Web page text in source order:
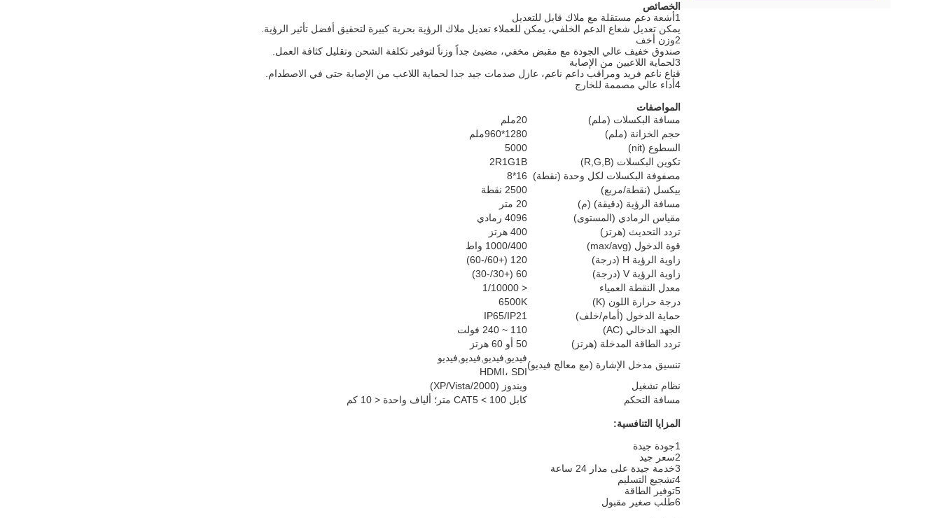
الخصائص
1أشعة دعم مستقلة مع ملاك قابل للتعديل
يمكن تعديل شعاع الدعم الخلفي، يمكن للعملاء تعديل ملاك الرؤية بحرية كبيرة لتحقيق أفضل تأثير الرؤية.
2وزن أخف
صندوق خفيف عالي الجودة مع مقبض مخفي، مضيئ جداً وزناً لتوفير تكلفة الشحن وتقليل كثافة العمل.
3لحماية اللاعبين من الإصابة
قناع ناعم فريد ومراقب داعم ناعم، عازل صدمات جيد جدا لحماية اللاعب من الإصابة حتى في الاصطدام.
4أداء عالي مصممة للخارج
المواصفات
مسافة البكسلات (ملم)
20ملم
حجم الخزانة (ملم)
1280*960ملم
السطوع (nit)
5000
تكوين البكسلات (R,G,B)
2R1G1B
مصفوفة البكسلات لكل وحدة (نقطة)
16*8
بيكسل (نقطة/مربع)
2500 نقطة
مسافة الرؤية (دقيقة) (م)
20 متر
مقياس الرمادي (المستوى)
4096 رمادي
تردد التحديث (هرتز)
400 هرتز
قوة الدخول (max/avg)
1000/400 واط
زاوية الرؤية H (درجة)
120 (+60/-60)
زاوية الرؤية V (درجة)
60 (+30/-30)
معدل النقطة العمياء
< 1/10000
درجة حرارة اللون (K)
6500K
حماية الدخول (أمام/خلف)
IP65/IP21
الجهد الدخالي (AC)
110 ~ 240 فولت
تردد الطاقة المدخلة (هرتز)
50 أو 60 هرتز
تنسيق مدخل الإشارة (مع معالج فيديو)
فيديو,فيديو,فيديو,فيديو
HDMI، SDI
نظام تشغيل
ويندوز (2000/XP/Vista)
مسافة التحكم
كابل CAT5 < 100 متر؛ ألياف واحدة < 10 كم
المزايا التنافسية:
1جودة جيدة
2سعر جيد
3خدمة جيدة على مدار 24 ساعة
4تشجيع التسليم
5توفير الطاقة
6طلب صغير مقبول